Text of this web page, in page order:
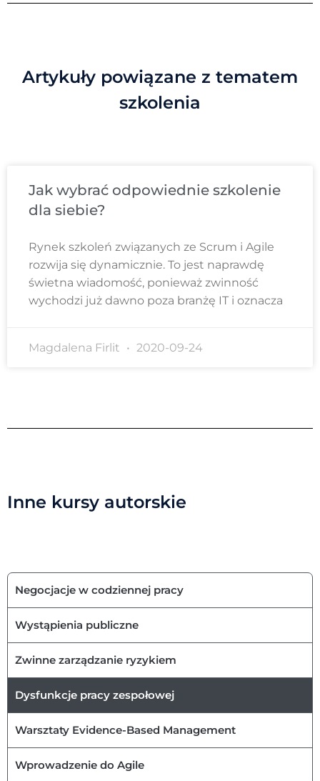
Artykuły powiązane z tematem
szkolenia
Jak wybrać odpowiednie szkolenie
dla siebie?
Rynek szkoleń związanych ze Scrum i Agile
rozwija się dynamicznie. To jest naprawdę
świetna wiadomość, ponieważ zwinność
wychodzi już dawno poza branżę IT i oznacza
Magdalena Firlit 2020-09-24
Inne kursy autorskie
Negocjacje w codziennej pracy
Wystąpienia publiczne
Zwinne zarządzanie ryzykiem
Dysfunkcje pracy zespołowej
Warsztaty Evidence-Based Management​
Wprowadzenie do Agile